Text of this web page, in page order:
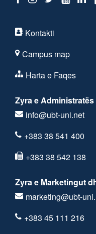
Kontakti
Campus map
Harta e Faqes
Zyra e Administratës
info@ubt-uni.net
+383 38 541 400
+383 38 542 138
Zyra e Marketingut
marketing@ubt-
+383 45 111 216